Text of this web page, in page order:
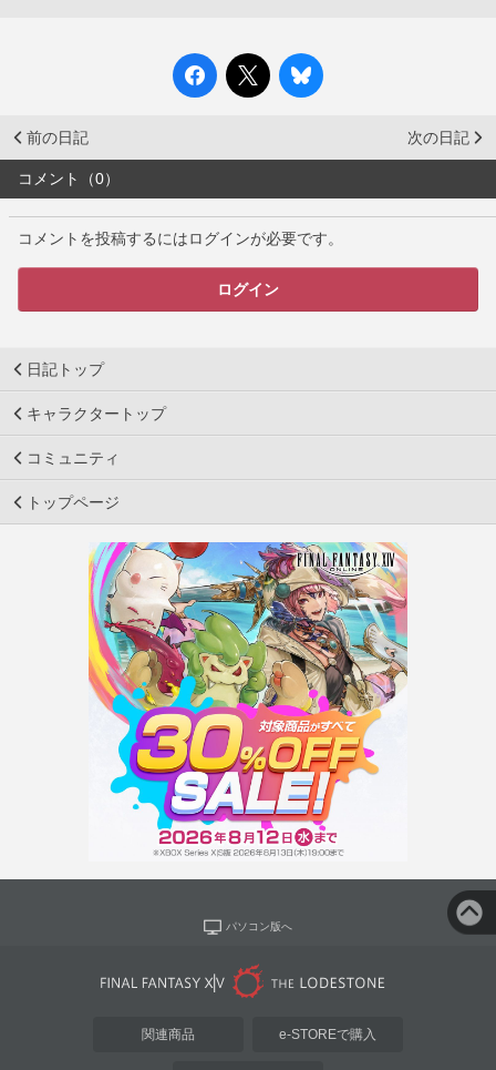
前の日記 次の日記
コメント（0）
コメントを投稿するにはログインが必要です。
ログイン
日記トップ
キャラクタートップ
コミュニティ
トップページ
パソコン版へ
関連商品 e-STOREで購入